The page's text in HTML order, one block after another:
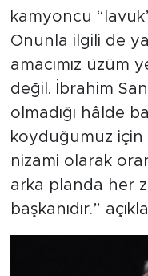
kamyoncu
Onunla ilgili de
amacımız üzüm
değil. İbrahim
olmadığı hâlde
koyduğumuz için
nizami olarak
arka planda her
başkanıdır.”